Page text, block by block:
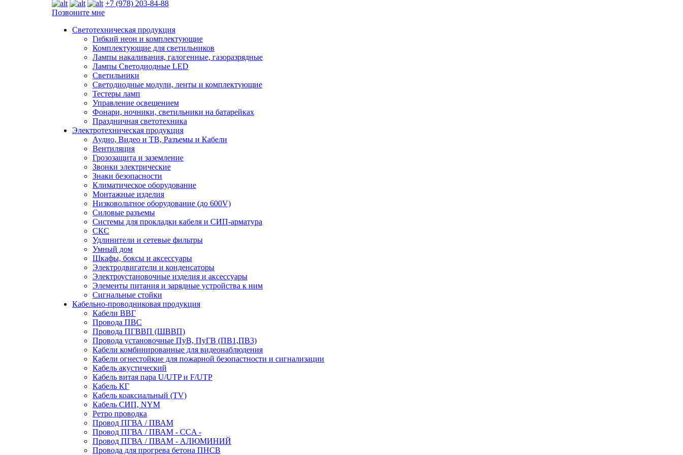
+7 (978) 203-84-88
Позвоните мне
Светотехническая продукция
Гибкий неон и комплектующие
Комплектующие для светильников
Лампы накаливания, галогенные, газоразрядные
Лампы Светодиодные LED
Светильники
Светодиодные модули, ленты и комплектующие
Тестеры ламп
Управление освещением
Фонари, ночники, светильники на батарейках
Праздничная светотехника
Электротехническая продукция
Аудио, Видео и ТВ, Разъемы и Кабели
Вентиляция
Грозозащита и заземление
Звонки электрические
Знаки безопасности
Климатическое оборудование
Монтажные изделия
Низковольтное оборудование (до 600V)
Силовые разъемы
Системы для прокладки кабеля и СИП-арматура
СКС
Удлинители и сетевые фильтры
Умный дом
Шкафы, боксы и аксессуары
Электродвигатели и конденсаторы
Электроустановочные изделия и аксессуары
Элементы питания и зарядные устройства к ним
Сигнальные стойки
Кабельно-проводниковая продукция
Кабели ВВГ
Провода ПВС
Провода ПГВВП (ШВВП)
Провода установочные ПуВ, ПуГВ (ПВ1,ПВ3)
Кабели комбинированные для видеонаблюдения
Кабели огнестойкие для пожарной безопастности и сигнализации
Кабель акустический
Кабель витая пара U/UTP и F/UTP
Кабель КГ
Кабель коаксиальный (TV)
Кабель СИП, NYM
Ретро проводка
Провод ПГВА / ПВАМ
Провод ПГВА / ПВАМ - CCA -
Провод ПГВА / ПВАМ - АЛЮМИНИЙ
Провода для прогрева бетона ПНСВ